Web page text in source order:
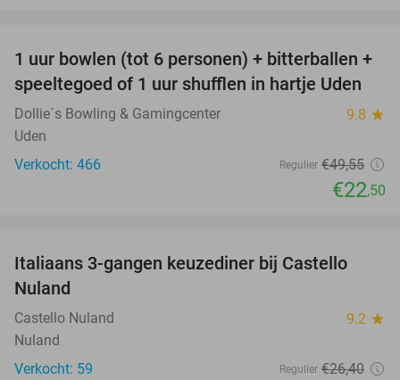
55%
1 uur bowlen (tot 6 personen) + bitterballen +
speeltegoed of 1 uur shufflen in hartje Uden
Dollie´s Bowling & Gamingcenter 9.8 star
Uden
Verkocht: 466
Regulier €49,55
€22,50
24%
Italiaans 3-gangen keuzediner bij Castello
Nuland
Castello Nuland 9.2 star
Nuland
Verkocht: 59
Regulier €26,40